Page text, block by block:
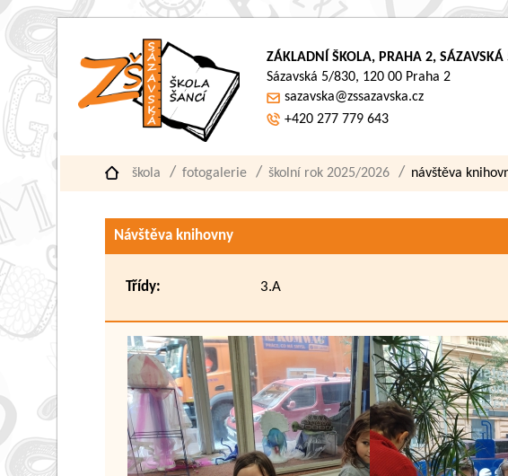
ZÁKLADNÍ ŠKOLA, PRAHA 2, SÁZAVSKÁ
Sázavská 5/830, 120 00 Praha 2
sazavska@zssazavska.cz
+420 277 779 643
škola fotogalerie školní rok 2025/2026 návštěva
Návštěva knihovny
Třídy: 3.A